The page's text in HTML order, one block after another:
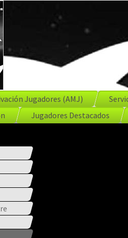
Jugadores (AMJ)
Jugadores Destacados